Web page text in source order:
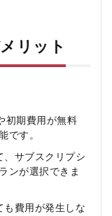
リット
初期費用が無料
です。
、サブスクリプシ
ンが選択できま
も費用が発生しな